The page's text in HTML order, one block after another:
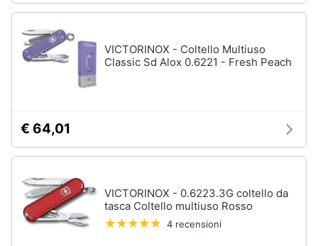
VICTORINOX - Coltello Multiuso
Classic Sd Alox 0.6221 - Fresh Peach
€ 64,01
VICTORINOX - 0.6223.3G coltello da
tasca Coltello multiuso Rosso
4 recensioni